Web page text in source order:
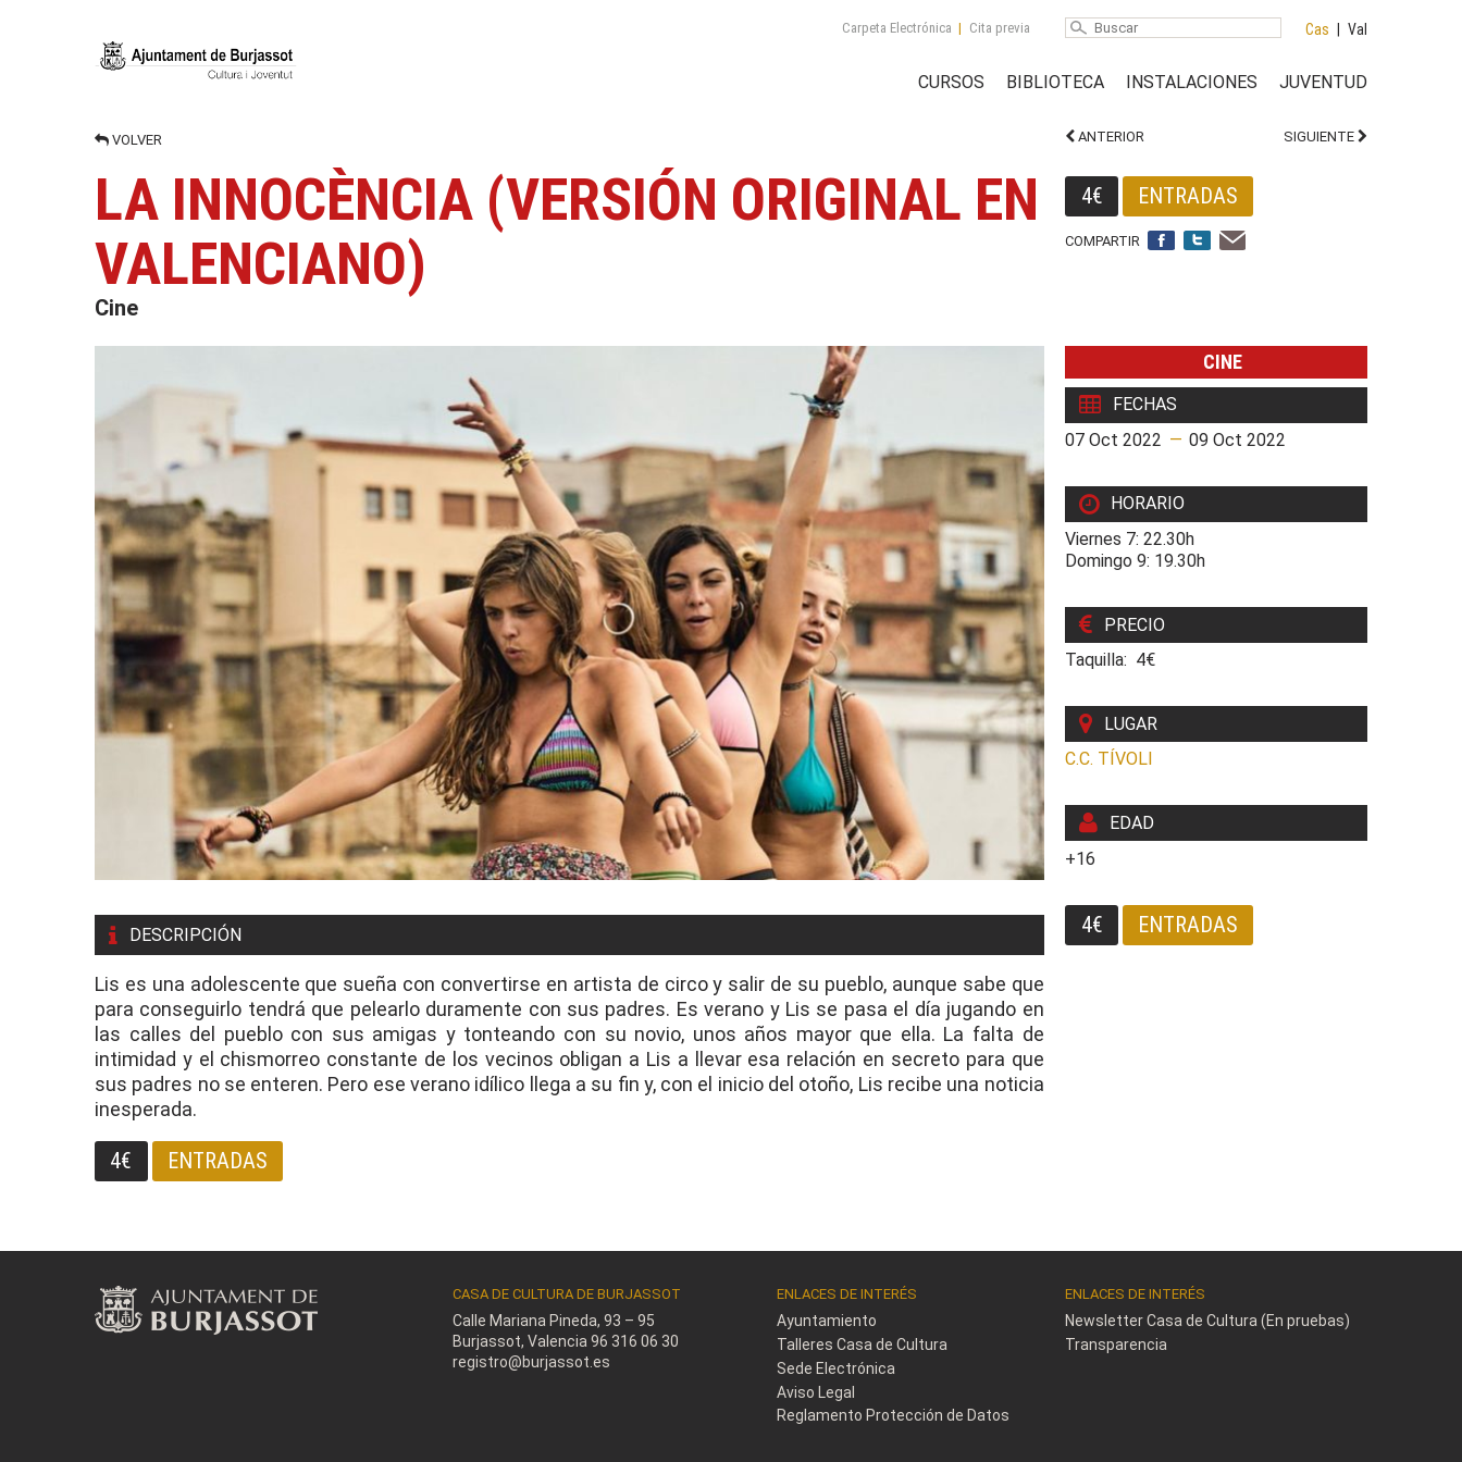
Carpeta Electrónica | Cita previa Cas Val
CURSOS BIBLIOTECA INSTALACIONES JUVENTUD
VOLVER ANTERIOR SIGUIENTE
LA INNOCÈNCIA (VERSIÓN ORIGINAL EN
VALENCIANO)
Cine
4€ ENTRADAS
COMPARTIR
DESCRIPCIÓN
Lis es una adolescente que sueña con convertirse en artista de circo y salir de su pueblo, aunque sabe que
para conseguirlo tendrá que pelearlo duramente con sus padres. Es verano y Lis se pasa el día jugando en
las calles del pueblo con sus amigas y tonteando con su novio, unos años mayor que ella. La falta de
intimidad y el chismorreo constante de los vecinos obligan a Lis a llevar esa relación en secreto para que
sus padres no se enteren. Pero ese verano idílico llega a su fin y, con el inicio del otoño, Lis recibe una noticia
inesperada.
4€ ENTRADAS
CINE
FECHAS
07 Oct 2022 — 09 Oct 2022
HORARIO
Viernes 7: 22.30h
Domingo 9: 19.30h
PRECIO
Taquilla: 4€
LUGAR
C.C. TÍVOLI
EDAD
+16
4€ ENTRADAS
CASA DE CULTURA DE BURJASSOT
Calle Mariana Pineda, 93 – 95
Burjassot, Valencia 96 316 06 30
registro@burjassot.es
ENLACES DE INTERÉS
Ayuntamiento
Talleres Casa de Cultura
Sede Electrónica
Aviso Legal
Reglamento Protección de Datos
ENLACES DE INTERÉS
Newsletter Casa de Cultura (En pruebas)
Transparencia